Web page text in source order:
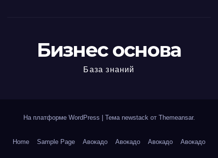
Бизнес основа
База знаний
На платформе WordPress Тема newstack от Themeansar.
Home Sample Page Авокадо Авокадо Авокадо Авокадо